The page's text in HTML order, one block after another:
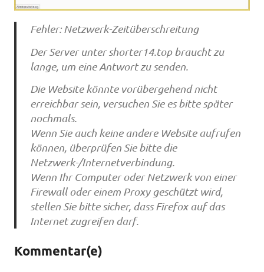
Fehler: Netzwerk-Zeitüberschreitung
Der Server unter shorter14.top braucht zu
lange, um eine Antwort zu senden.
Die Website könnte vorübergehend nicht
erreichbar sein, versuchen Sie es bitte später
nochmals.
Wenn Sie auch keine andere Website aufrufen
können, überprüfen Sie bitte die
Netzwerk-/Internetverbindung.
Wenn Ihr Computer oder Netzwerk von einer
Firewall oder einem Proxy geschützt wird,
stellen Sie bitte sicher, dass Firefox auf das
Internet zugreifen darf.
Kommentar(e)